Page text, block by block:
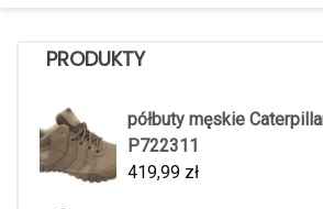
PRODUKTY
półbuty męskie
P722311
419,99 zł